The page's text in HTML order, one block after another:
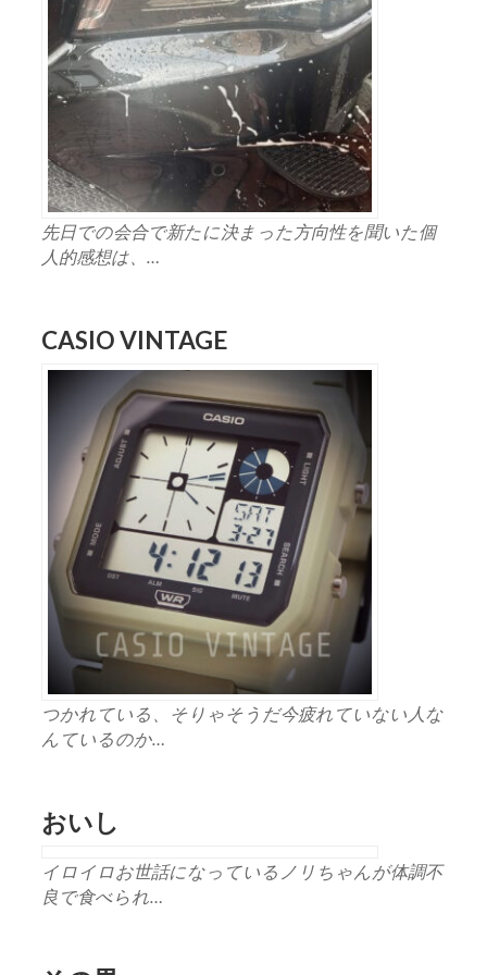
先日での会合で新たに決まった方向性を聞いた個
人的感想は、…
CASIO VINTAGE
つかれている、そりゃそうだ今疲れていない人な
んているのか…
おいし
イロイロお世話になっているノリちゃんが体調不
良で食べられ…